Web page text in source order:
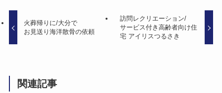
火葬帰りに​/大分で​
お見送り海洋散骨の​依頼
訪問レクリエーション/
サービス付き高齢者向け住
宅 アイリスつる​さき
関連記事